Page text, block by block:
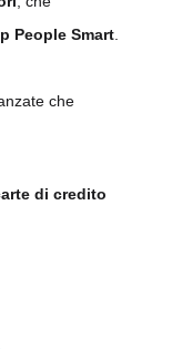
People Smart.
che
di credito